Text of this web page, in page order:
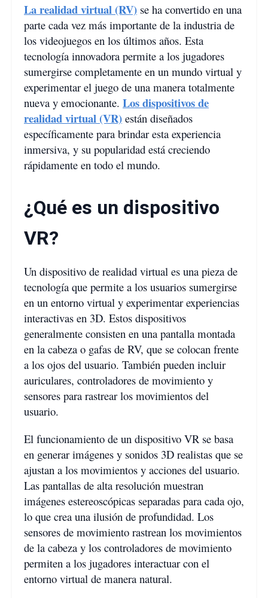
La realidad virtual (RV) se ha convertido en una
parte cada vez más importante de la industria de
los videojuegos en los últimos años. Esta
tecnología innovadora permite a los jugadores
sumergirse completamente en un mundo virtual y
experimentar el juego de una manera totalmente
nueva y emocionante. Los dispositivos de
realidad virtual (VR) están diseñados
específicamente para brindar esta experiencia
inmersiva, y su popularidad está creciendo
rápidamente en todo el mundo.
¿Qué es un dispositivo
VR?
Un dispositivo de realidad virtual es una pieza de
tecnología que permite a los usuarios sumergirse
en un entorno virtual y experimentar experiencias
interactivas en 3D. Estos dispositivos
generalmente consisten en una pantalla montada
en la cabeza o gafas de RV, que se colocan frente
a los ojos del usuario. También pueden incluir
auriculares, controladores de movimiento y
sensores para rastrear los movimientos del
usuario.
El funcionamiento de un dispositivo VR se basa
en generar imágenes y sonidos 3D realistas que se
ajustan a los movimientos y acciones del usuario.
Las pantallas de alta resolución muestran
imágenes estereoscópicas separadas para cada ojo,
lo que crea una ilusión de profundidad. Los
sensores de movimiento rastrean los movimientos
de la cabeza y los controladores de movimiento
permiten a los jugadores interactuar con el
entorno virtual de manera natural.